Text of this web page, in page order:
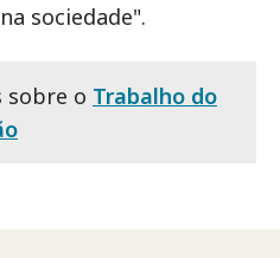
sociedade".
sobre o Trabalho do